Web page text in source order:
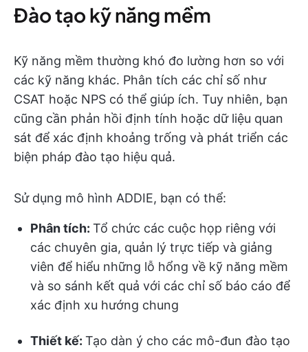
Đào tạo kỹ năng mềm
Kỹ năng mềm thường khó đo lường hơn so với
các kỹ năng khác. Phân tích các chỉ số như
CSAT hoặc NPS có thể giúp ích. Tuy nhiên, bạn
cũng cần phản hồi định tính hoặc dữ liệu quan
sát để xác định khoảng trống và phát triển các
biện pháp đào tạo hiệu quả.
Sử dụng mô hình ADDIE, bạn có thể:
Phân tích: Tổ chức các cuộc họp riêng với
các chuyên gia, quản lý trực tiếp và giảng
viên để hiểu những lỗ hổng về kỹ năng mềm
và so sánh kết quả với các chỉ số báo cáo để
xác định xu hướng chung
Thiết kế: Tạo dàn ý cho các mô-đun đào tạo